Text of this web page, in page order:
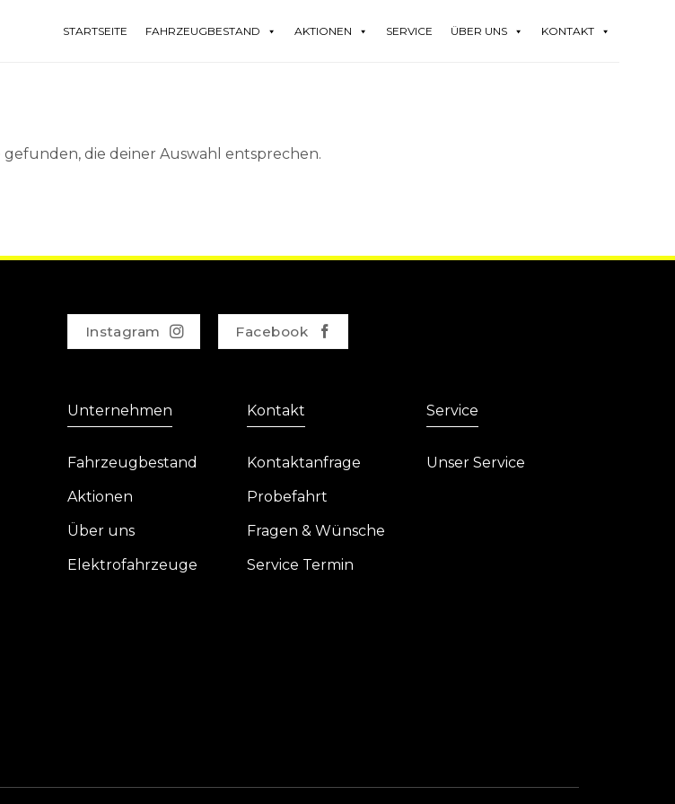
STARTSEITE FAHRZEUGBESTAND AKTIONEN SERVICE ÜBER UNS KONTAKT
die deiner Auswahl entsprechen.
Instagram Facebook
Unternehmen
Fahrzeugbestand
Aktionen
Über uns
Elektrofahrzeuge
Kontakt
Kontaktanfrage
Probefahrt
Fragen & Wünsche
Service Termin
Service
Unser Service